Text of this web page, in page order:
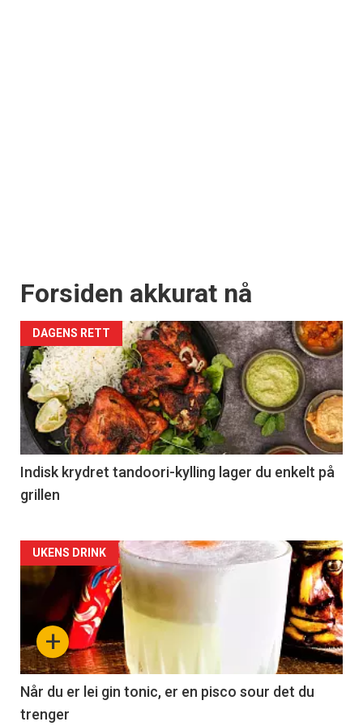
Forsiden akkurat nå
DAGENS RETT
Indisk krydret tandoori-kylling lager du enkelt på
grillen
Forsiden
akkurat
nå
-
2
+
UKENS DRINK
Når du er lei gin tonic, er en pisco sour det du
trenger